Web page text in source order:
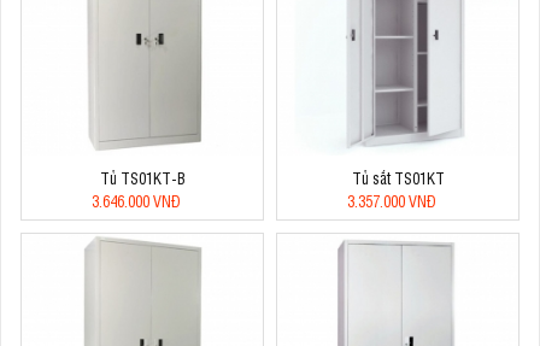
Tủ TS01KT-B
3.646.000 VNĐ
Tủ sắt TS01KT
3.357.000 VNĐ